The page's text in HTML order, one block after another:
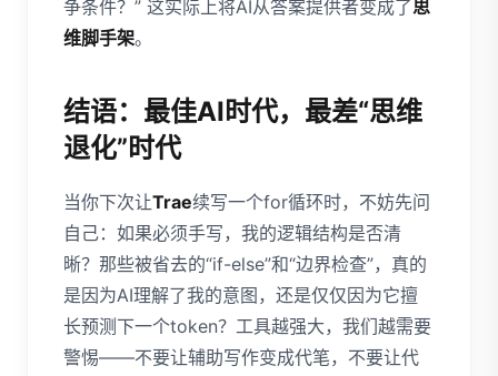
争条件？” 这实际上将AI从答案提供者变成了思
维脚手架。
结语：最佳AI时代，最差“思维
退化”时代
当你下次让Trae续写一个for循环时，不妨先问
自己：如果必须手写，我的逻辑结构是否清
晰？那些被省去的“if-else”和“边界检查”，真的
是因为AI理解了我的意图，还是仅仅因为它擅
长预测下一个token？工具越强大，我们越需要
警惕——不要让辅助写作变成代笔，不要让代